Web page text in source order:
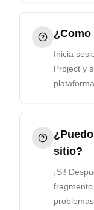
Inicia
Project y
sitio?
¡Si!